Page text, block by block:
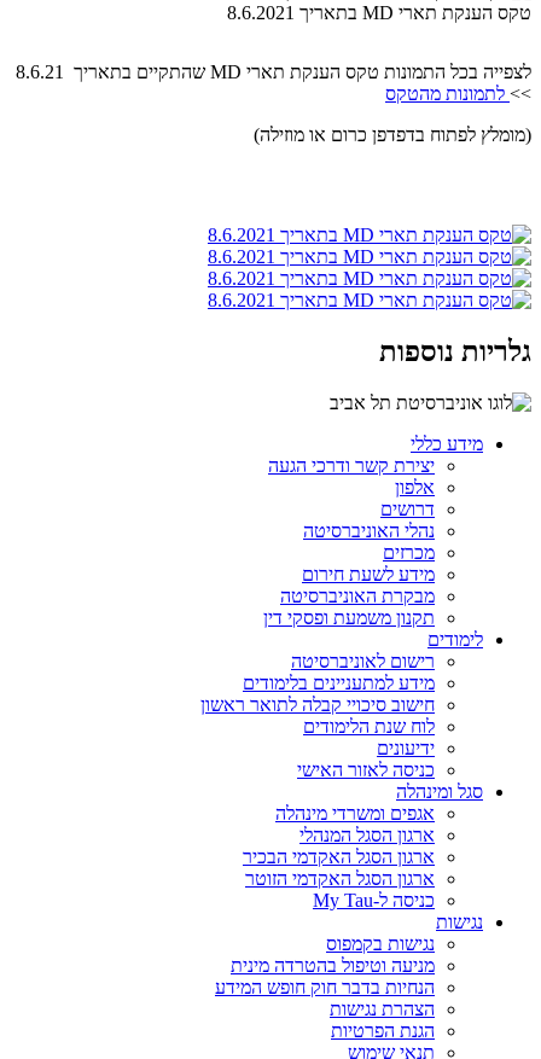
טקס הענקת תארי MD בתאריך 8.6.2021
לצפייה בכל התמונות טקס הענקת תארי MD שהתקיים בתאריך 8.6.21
>> לתמונות מהטקס
(מומלץ לפתוח בדפדפן כרום או מוזילה)
גלריות נוספות
מידע כללי
יצירת קשר ודרכי הגעה
אלפון
דרושים
נהלי האוניברסיטה
מכרזים
מידע לשעת חירום
מבקרת האוניברסיטה
תקנון משמעת ופסקי דין
לימודים
רישום לאוניברסיטה
מידע למתעניינים בלימודים
חישוב סיכויי קבלה לתואר ראשון
לוח שנת הלימודים
ידיעונים
כניסה לאזור האישי
סגל ומינהלה
אגפים ומשרדי מינהלה
ארגון הסגל המנהלי
ארגון הסגל האקדמי הבכיר
ארגון הסגל האקדמי הזוטר
כניסה ל-My Tau
נגישות
נגישות בקמפוס
מניעה וטיפול בהטרדה מינית
הנחיות בדבר חוק חופש המידע
הצהרת נגישות
הגנת הפרטיות
תנאי שימוש